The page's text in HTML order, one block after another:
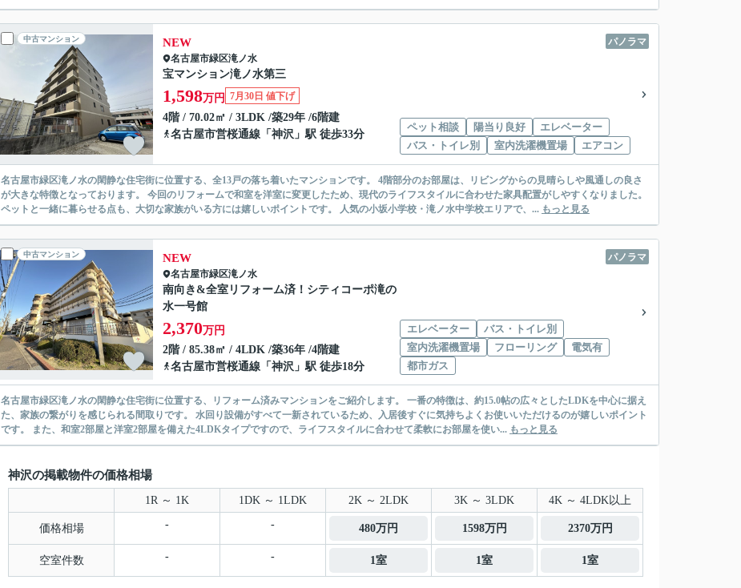
中古マンション パノラマ
NEW
名古屋市緑区滝ノ水
宝マンション滝ノ水第三
1,598万円 7月30日 値下げ
4階 / 70.02㎡ / 3LDK /築29年 /6階建
名古屋市営桜通線 「 神沢 」駅 徒歩33分
ペット相談 陽当り良好
エレベーター
バス・トイレ別
室内洗濯機置場 エアコン
名古屋市緑区滝ノ水の閑静な住宅街に位置する、全13戸の落ち着いたマンションです。 4階部分のお部屋は、リビングからの見晴らしや風通しの良さ
が大きな特徴となっております。 今回のリフォームで和室を洋室に変更したため、現代のライフスタイルに合わせた家具配置がしやすくなりました。
ペットと一緒に暮らせる点も、大切な家族がいる方には嬉しいポイントです。 人気の小坂小学校・滝ノ水中学校エリアで、... もっと見る
中古マンション パノラマ
NEW
名古屋市緑区滝ノ水
南向き&全室リフォーム済！シティコーポ滝の
水一号館
2,370万円
2階 / 85.38㎡ / 4LDK /築36年 /4階建
名古屋市営桜通線 「 神沢 」駅 徒歩18分
エレベーター
バス・トイレ別
室内洗濯機置場
フローリング
電気有
都市ガス
名古屋市緑区滝ノ水の閑静な住宅街に位置する、リフォーム済みマンションをご紹介します。 一番の特徴は、約15.0帖の広々としたLDKを中心に据え
た、家族の繋がりを感じられる間取りです。 水回り設備がすべて一新されているため、入居後すぐに気持ちよくお使いいただけるのが嬉しいポイント
です。 また、和室2部屋と洋室2部屋を備えた4LDKタイプですので、ライフスタイルに合わせて柔軟にお部屋を使い... もっと見る
神沢の掲載物件の価格相場
1R ～ 1K 1DK ～ 1LDK 2K ～ 2LDK 3K ～ 3LDK 4K ～ 4LDK以上
価格相場 - - 480万円 1598万円 2370万円
空室件数 - - 1室 1室 1室